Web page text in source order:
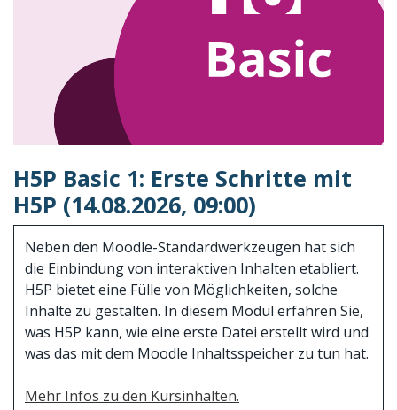
H5P Basic 1: Erste Schritte mit
H5P (14.08.2026, 09:00)
Neben den Moodle-Standardwerkzeugen hat sich
die Einbindung von interaktiven Inhalten etabliert.
H5P bietet eine Fülle von Möglichkeiten, solche
Inhalte zu gestalten. In diesem Modul erfahren Sie,
was H5P kann, wie eine erste Datei erstellt wird und
was das mit dem Moodle Inhaltsspeicher zu tun hat.
Mehr Infos zu den Kursinhalten.